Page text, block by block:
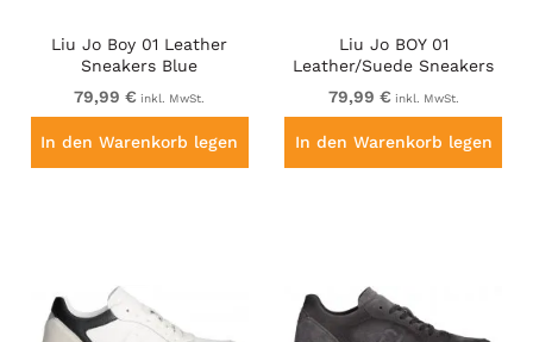
Liu Jo Boy 01 Leather
Sneakers Blue
79,99 € inkl. MwSt.
In den Warenkorb legen
Liu Jo BOY 01
Leather/Suede Sneakers
Black
79,99 € inkl. MwSt.
In den Warenkorb legen